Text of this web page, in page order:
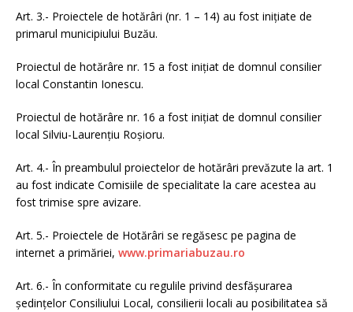
Art. 3.- Proiectele de hotărâri (nr. 1 – 14) au fost inițiate de
primarul municipiului Buzău.
Proiectul de hotărâre nr. 15 a fost inițiat de domnul consilier
local Constantin Ionescu.
Proiectul de hotărâre nr. 16 a fost inițiat de domnul consilier
local Silviu-Laurențiu Roșioru.
Art. 4.- În preambulul proiectelor de hotărâri prevăzute la art. 1
au fost indicate Comisiile de specialitate la care acestea au
fost trimise spre avizare.
Art. 5.- Proiectele de Hotărâri se regăsesc pe pagina de
internet a primăriei, www.primariabuzau.ro
Art. 6.- În conformitate cu regulile privind desfășurarea
ședințelor Consiliului Local, consilierii locali au posibilitatea să